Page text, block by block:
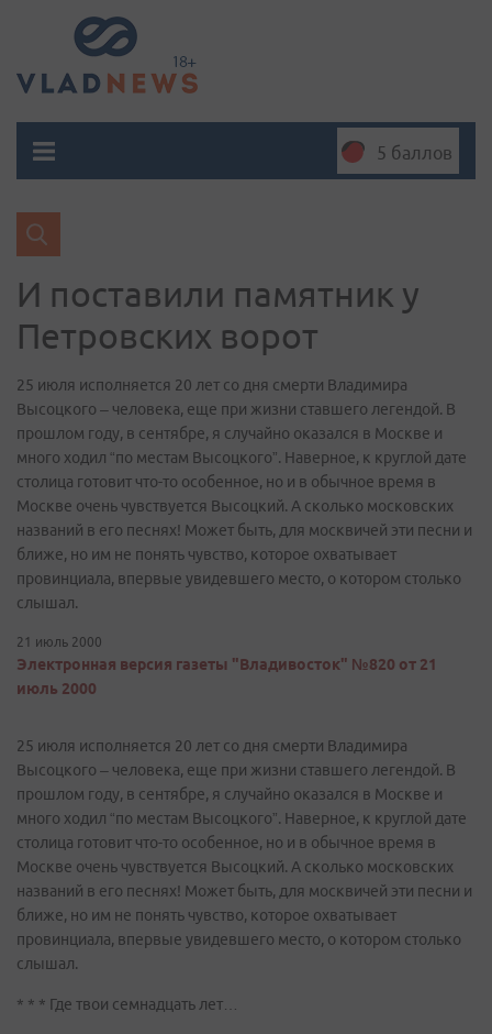
5 баллов
И поставили памятник у
Петровских ворот
25 июля исполняется 20 лет со дня смерти Владимира
Высоцкого – человека, еще при жизни ставшего легендой. В
прошлом году, в сентябре, я случайно оказался в Москве и
много ходил “по местам Высоцкого”. Наверное, к круглой дате
столица готовит что-то особенное, но и в обычное время в
Москве очень чувствуется Высоцкий. А сколько московских
названий в его песнях! Может быть, для москвичей эти песни и
ближе, но им не понять чувство, которое охватывает
провинциала, впервые увидевшего место, о котором столько
слышал.
21 июль 2000
Электронная версия газеты "Владивосток" №820 от 21
июль 2000
25 июля исполняется 20 лет со дня смерти Владимира
Высоцкого – человека, еще при жизни ставшего легендой. В
прошлом году, в сентябре, я случайно оказался в Москве и
много ходил “по местам Высоцкого”. Наверное, к круглой дате
столица готовит что-то особенное, но и в обычное время в
Москве очень чувствуется Высоцкий. А сколько московских
названий в его песнях! Может быть, для москвичей эти песни и
ближе, но им не понять чувство, которое охватывает
провинциала, впервые увидевшего место, о котором столько
слышал.
* * * Где твои семнадцать лет…